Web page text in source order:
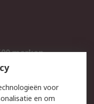
merken
voor
en om